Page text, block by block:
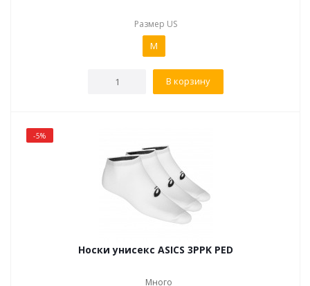
Размер US
M
В корзину
-5%
Носки унисекс ASICS 3PPK PED
Много